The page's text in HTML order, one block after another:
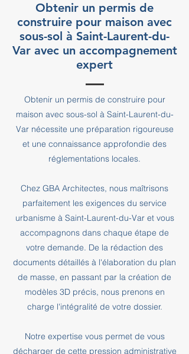
Obtenir un permis de
construire pour maison avec
sous-sol à Saint-Laurent-du-
Var avec un accompagnement
expert
Obtenir un permis de construire pour
maison avec sous-sol à Saint-Laurent-du-
Var nécessite une préparation rigoureuse
et une connaissance approfondie des
réglementations locales.
Chez GBA Architectes, nous maîtrisons
parfaitement les exigences du service
urbanisme à Saint-Laurent-du-Var et vous
accompagnons dans chaque étape de
votre demande. De la rédaction des
documents détaillés à l'élaboration du plan
de masse, en passant par la création de
modèles 3D précis, nous prenons en
charge l'intégralité de votre dossier.
Notre expertise vous permet de vous
décharger de cette pression administrative